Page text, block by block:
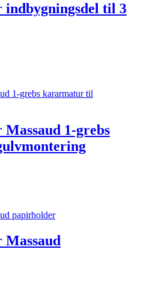
indbygningsdel til 3
1-grebs
Massaud